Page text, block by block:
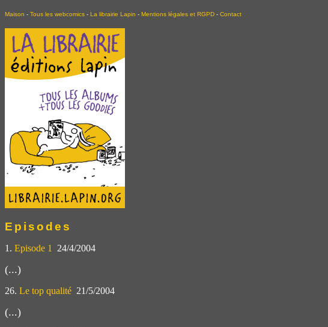
Maison - Tous les webcomics - La librairie Lapin - Mentions légales et RGPD - Contact
Episodes
1. Episode 1 24/4/2004
(...)
26. Le top qualité 21/5/2004
(...)